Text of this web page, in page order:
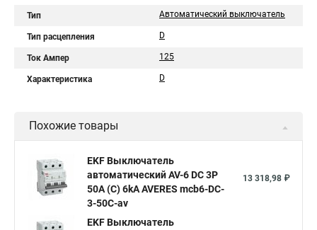
Тип Автоматический выключатель
Тип расцепления D
Ток Ампер 125
Характеристика D
Похожие товары
EKF Выключатель
автоматический AV-6 DC 3P
50A (C) 6kA AVERES mcb6-DC-
3-50C-av
13 318,98 ₽
EKF Выключатель